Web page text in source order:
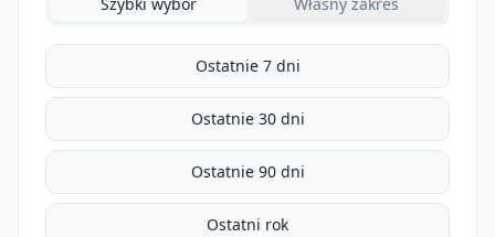
Ostatnie 7 dni
Ostatnie 30 dni
Ostatnie 90 dni
Ostatni rok